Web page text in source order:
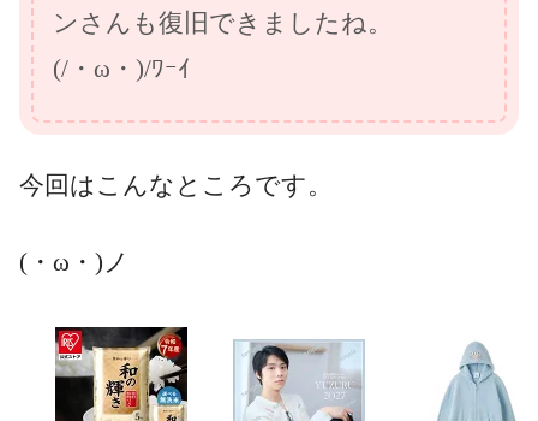
ンさんも復旧できましたね。
(/・ω・)/ﾜｰｲ
今回はこんなところです。
(・ω・)ノ